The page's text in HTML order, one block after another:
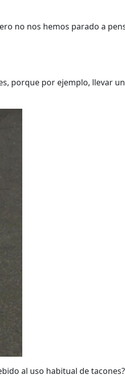
no nos hemos parado a
porque por ejemplo, llevar
al uso habitual de